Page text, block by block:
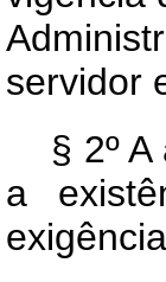
servidor
§ 2º
a